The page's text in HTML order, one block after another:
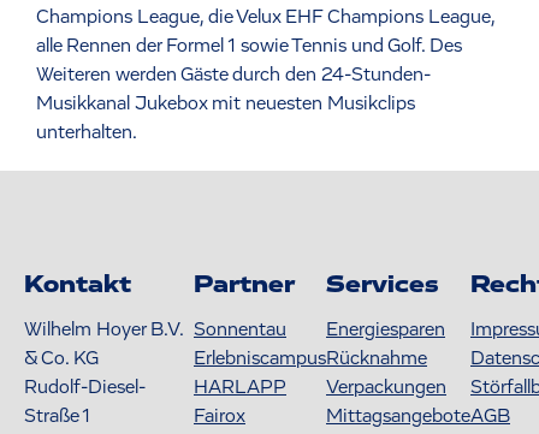
Champions League, die Velux EHF Champions League,
alle Rennen der Formel 1 sowie Tennis und Golf. Des
Weiteren werden Gäste durch den 24-Stunden-
Musikkanal Jukebox mit neuesten Musikclips
unterhalten.
Kontakt
Wilhelm Hoyer B.V.
& Co. KG
Rudolf-Diesel-
Straße 1
Partner
Sonnentau
Erlebniscampus
HARLAPP
Fairox
Services
Energiesparen
Rücknahme
Verpackungen
MittagsangeboteAGB